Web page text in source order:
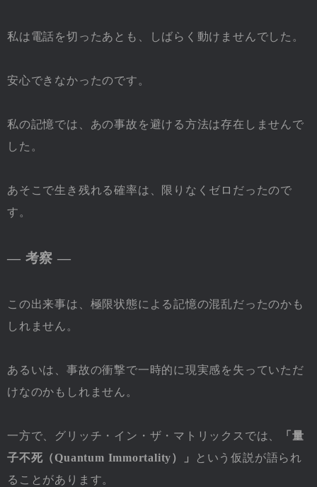
私は電話を切ったあとも、しばらく動けませんでした。
安心できなかったのです。
私の記憶では、あの事故を避ける方法は存在しませんで
した。
あそこで生き残れる確率は、限りなくゼロだったので
す。
― 考察 ―
この出来事は、極限状態による記憶の混乱だったのかも
しれません。
あるいは、事故の衝撃で一時的に現実感を失っていただ
けなのかもしれません。
一方で、グリッチ・イン・ザ・マトリックスでは、
「量
子不死（Quantum Immortality）」
という仮説が語られ
ることがあります。